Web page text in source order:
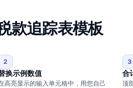
款追踪表模板
2
换示例数值
高亮显示的输入单元格中，用您自己
3
合
顶